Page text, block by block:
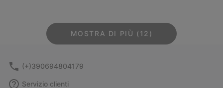
MOSTRA DI PIÙ (12)
(+)390694804179
Servizio clienti